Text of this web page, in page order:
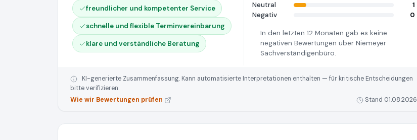
freundlicher und kompetenter Service
schnelle und flexible Terminvereinbarung
klare und verständliche Beratung
Neutral
1
Negativ
0
In den letzten 12 Monaten gab es keine
negativen Bewertungen über Niemeyer
Sachverständigenbüro.
KI-generierte Zusammenfassung. Kann automatisierte Interpretationen enthalten — für kritische Entscheidungen
bitte verifizieren.
Wie wir Bewertungen prüfen
Stand 01.08.2026